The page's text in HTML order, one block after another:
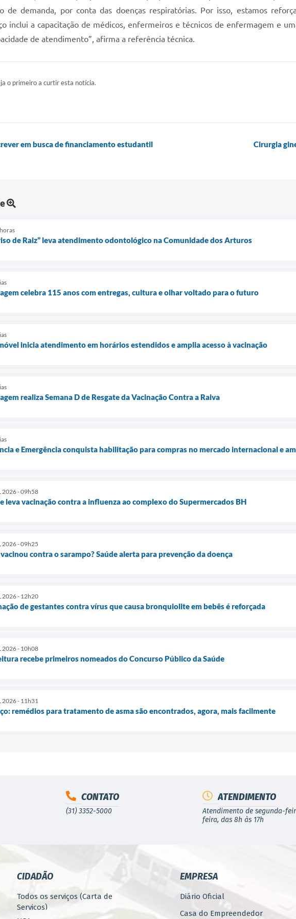
de demanda, por conta das doenças respiratórias. Por isso, estamos
inclui a capacitação de médicos, enfermeiros e técnicos de enfermagem e
de atendimento”, afirma a referência técnica.
o primeiro a curtir esta notícia.
em busca de financiamento estudantil Cirurgia
de Raiz” leva atendimento odontológico na Comunidade dos Arturos
celebra 115 anos com entregas, cultura e olhar voltado para o futuro
inicia atendimento em horários estendidos e amplia acesso à vacinação
realiza Semana D de Resgate da Vacinação Contra a Raiva
e Emergência conquista habilitação para compras no mercado internacional e
2026 - 09h58
leva vacinação contra a influenza ao complexo do Supermercados BH
2026 - 09h25
vacinou contra o sarampo? Saúde alerta para prevenção da doença
2026 - 12h20
de gestantes contra vírus que causa bronquiolite em bebês é reforçada
2026 - 10h08
recebe primeiros nomeados do Concurso Público da Saúde
2026 - 11h31
remédios para tratamento de asma são encontrados, agora, mais facilmente
CONTATO
(31) 3352-5000
ATENDIMENTO
Atendimento de segunda-
feira, das 8h às 17h
CIDADÃO
Todos os serviços (Carta de
Serviços)
EMPRESA
Diário Oficial
Casa do Empreendedor